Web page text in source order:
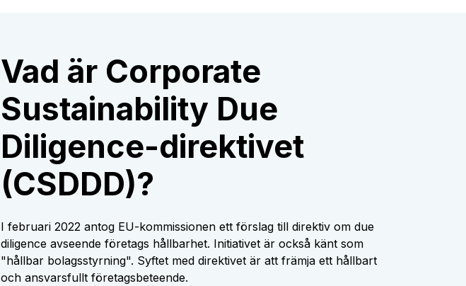
Vad är Corporate
Sustainability Due
Diligence-direktivet
(CSDDD)?
I februari 2022 antog EU-kommissionen ett förslag till direktiv om due
diligence avseende företags hållbarhet. Initiativet är också känt som
"hållbar bolagsstyrning". Syftet med direktivet är att främja ett hållbart
och ansvarsfullt företagsbeteende.